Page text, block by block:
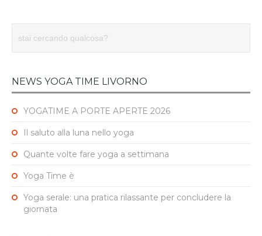
NEWS YOGA TIME LIVORNO
YOGATIME A PORTE APERTE 2026
Il saluto alla luna nello yoga
Quante volte fare yoga a settimana
Yoga Time è
Yoga serale: una pratica rilassante per concludere la
giornata